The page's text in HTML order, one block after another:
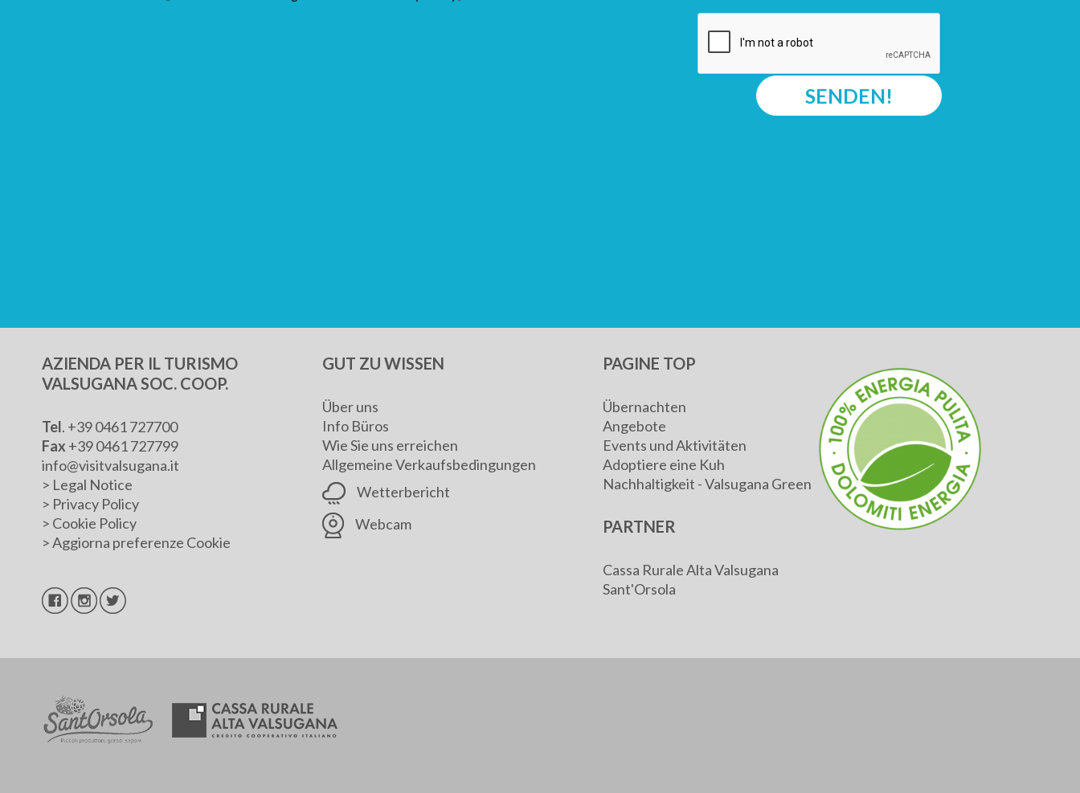
SENDEN!
AZIENDA PER IL TURISMO
VALSUGANA SOC. COOP.
Tel. +39 0461 727700
Fax +39 0461 727799
info@visitvalsugana.it
> Legal Notice
> Privacy Policy
> Cookie Policy
>Aggiorna preferenze Cookie
GUT ZU WISSEN
Über uns
Info Büros
Wie Sie uns erreichen
Allgemeine Verkaufsbedingungen
Wetterbericht
Webcam
PAGINE TOP
Übernachten
Angebote
Events und Aktivitäten
Adoptiere eine Kuh
Nachhaltigkeit - Valsugana Green
PARTNER
Cassa Rurale Alta Valsugana
Sant'Orsola